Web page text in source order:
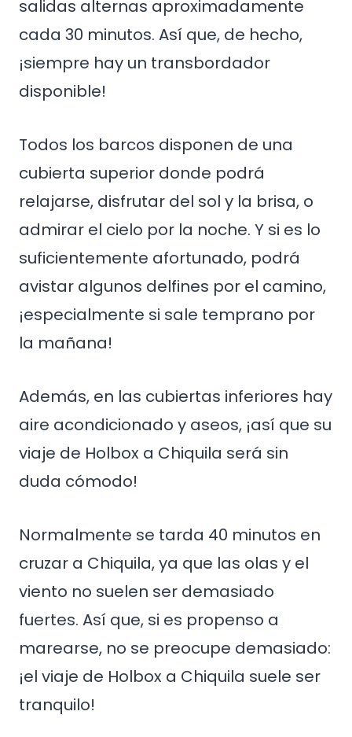
salidas alternas aproximadamente
cada 30 minutos. Así que, de hecho,
¡siempre hay un transbordador
disponible!
Todos los barcos disponen de una
cubierta superior donde podrá
relajarse, disfrutar del sol y la brisa, o
admirar el cielo por la noche. Y si es lo
suficientemente afortunado, podrá
avistar algunos delfines por el camino,
¡especialmente si sale temprano por
la mañana!
Además, en las cubiertas inferiores hay
aire acondicionado y aseos, ¡así que su
viaje de Holbox a Chiquila será sin
duda cómodo!
Normalmente se tarda 40 minutos en
cruzar a Chiquila, ya que las olas y el
viento no suelen ser demasiado
fuertes. Así que, si es propenso a
marearse, no se preocupe demasiado:
¡el viaje de Holbox a Chiquila suele ser
tranquilo!